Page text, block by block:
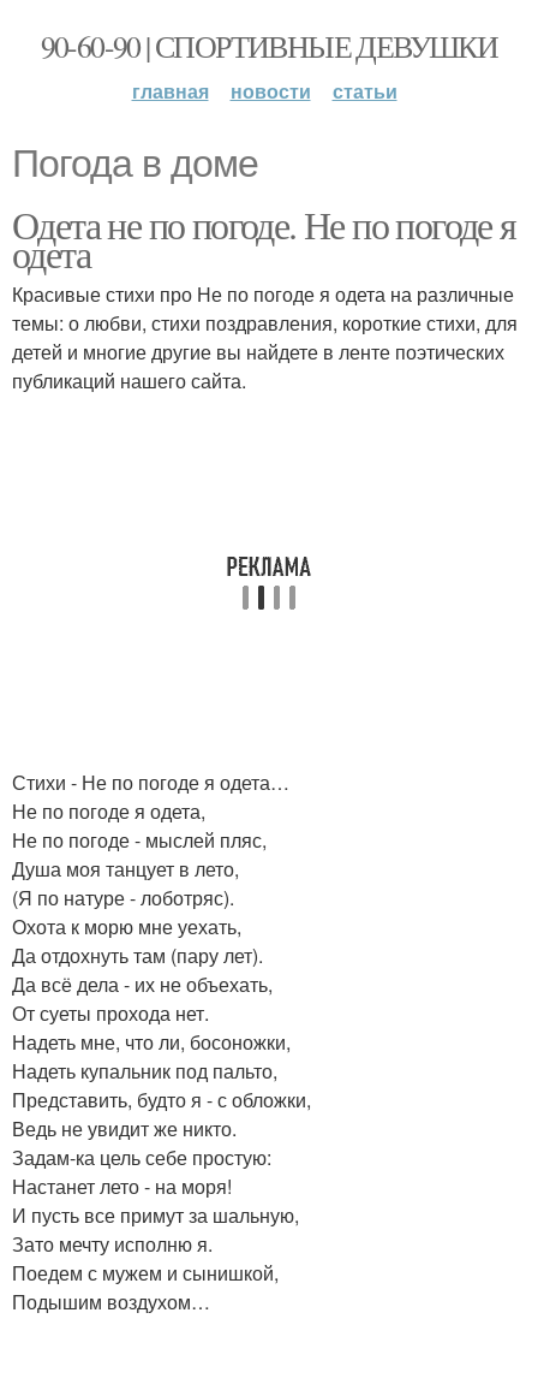
90-60-90 | СПОРТИВНЫЕ ДЕВУШКИ
главная новости статьи
Погода в доме
Одета не по погоде. Не по погоде я
одета
Красивые стихи про Не по погоде я одета на различные
темы: о любви, стихи поздравления, короткие стихи, для
детей и многие другие вы найдете в ленте поэтических
публикаций нашего сайта.
Стихи - Не по погоде я одета…
Не по погоде я одета,
Не по погоде - мыслей пляс,
Душа моя танцует в лето,
(Я по натуре - лоботряс).
Охота к морю мне уехать,
Да отдохнуть там (пару лет).
Да всё дела - их не объехать,
От суеты прохода нет.
Надеть мне, что ли, босоножки,
Надеть купальник под пальто,
Представить, будто я - с обложки,
Ведь не увидит же никто.
Задам-ка цель себе простую:
Настанет лето - на моря!
И пусть все примут за шальную,
Зато мечту исполню я.
Поедем с мужем и сынишкой,
Подышим воздухом…